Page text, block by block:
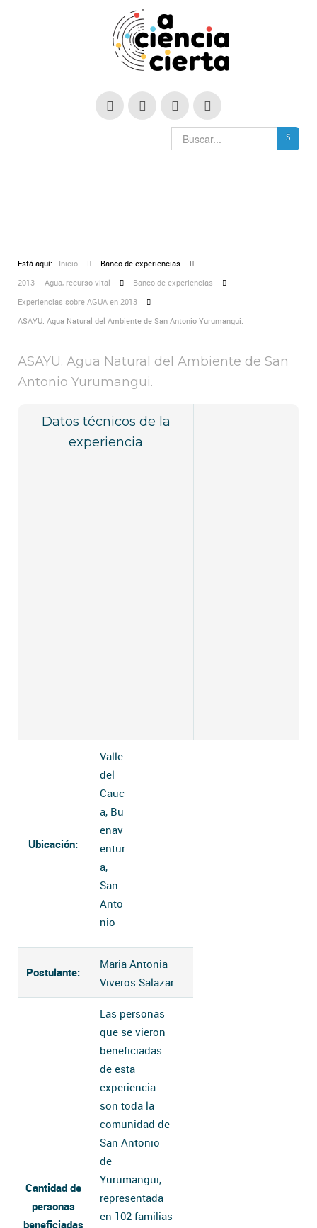
Está aquí: Inicio
Banco de experiencias
2013 – Agua, recurso vital
Banco de experiencias
Experiencias sobre AGUA en 2013
ASAYU. Agua Natural del Ambiente de San Antonio Yurumangui.
ASAYU. Agua Natural del Ambiente de San
Antonio Yurumangui.
Datos técnicos de la
experiencia
Ubicación:
Valle
del
Cauc
a, Bu
enav
entur
a,
San
Anto
nio
Postulante:
Maria Antonia
Viveros Salazar
Cantidad de
personas
beneficiadas
Las personas
que se vieron
beneficiadas
de esta
experiencia
son toda la
comunidad de
San Antonio
de
Yurumangui,
representada
en 102 familias